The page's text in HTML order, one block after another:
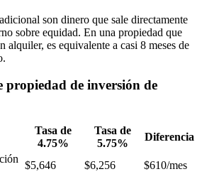
son dinero que sale directamente
sobre equidad. En una propiedad que
alquiler, es equivalente a casi 8 meses de
propiedad de inversión de
Tasa de
4.75%
Tasa de
5.75%
Diferencia
$5,646 $6,256
$610/mes